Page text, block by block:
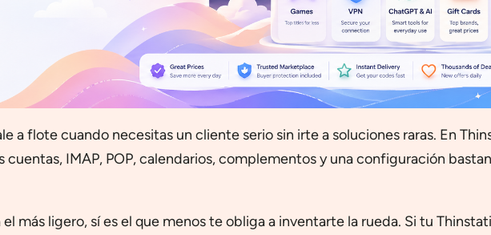
a flote cuando necesitas un cliente serio sin irte a soluciones raras. En
cuentas, IMAP, POP, calendarios, complementos y una configuración
el más ligero, sí es el que menos te obliga a inventarte la rueda. Si tu